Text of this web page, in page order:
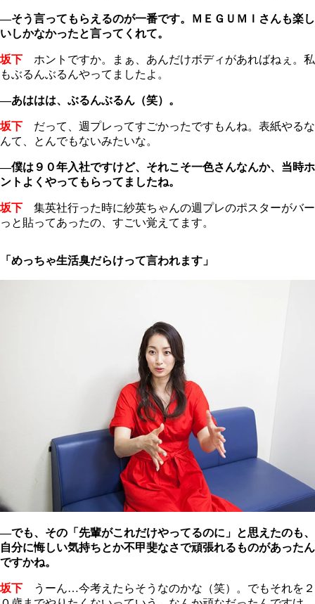
―そう言ってもらえるのが一番です。ＭＥＧＵＭＩさんも楽し
いしかなかったと言ってくれて。
坂下 ホントですか。まぁ、あんだけボディがあればねぇ。私
もぶるんぶるんやってましたよ。
―あははは、ぶるんぶるん（笑）。
坂下 だって、週プレってすごかったですもんね。表紙やるな
んて、とんでもないみたいな。
―僕は９０年入社ですけど、それこそ一色さんなんか、当時ホ
ントよくやってもらってましたね。
坂下 集英社行った時に紗英ちゃんの週プレのポスターがバー
っと貼ってあったの、すごい覚えてます。
「めっちゃ生活臭だらけって言われます」
―でも、その「先輩がこれだけやってるのに」と思えたのも、
自分に悔しい気持ちとか不甲斐なさで頑張れるものがあったん
ですかね。
坂下 うーん…今考えたらそうなのかな（笑）。でもそれを２